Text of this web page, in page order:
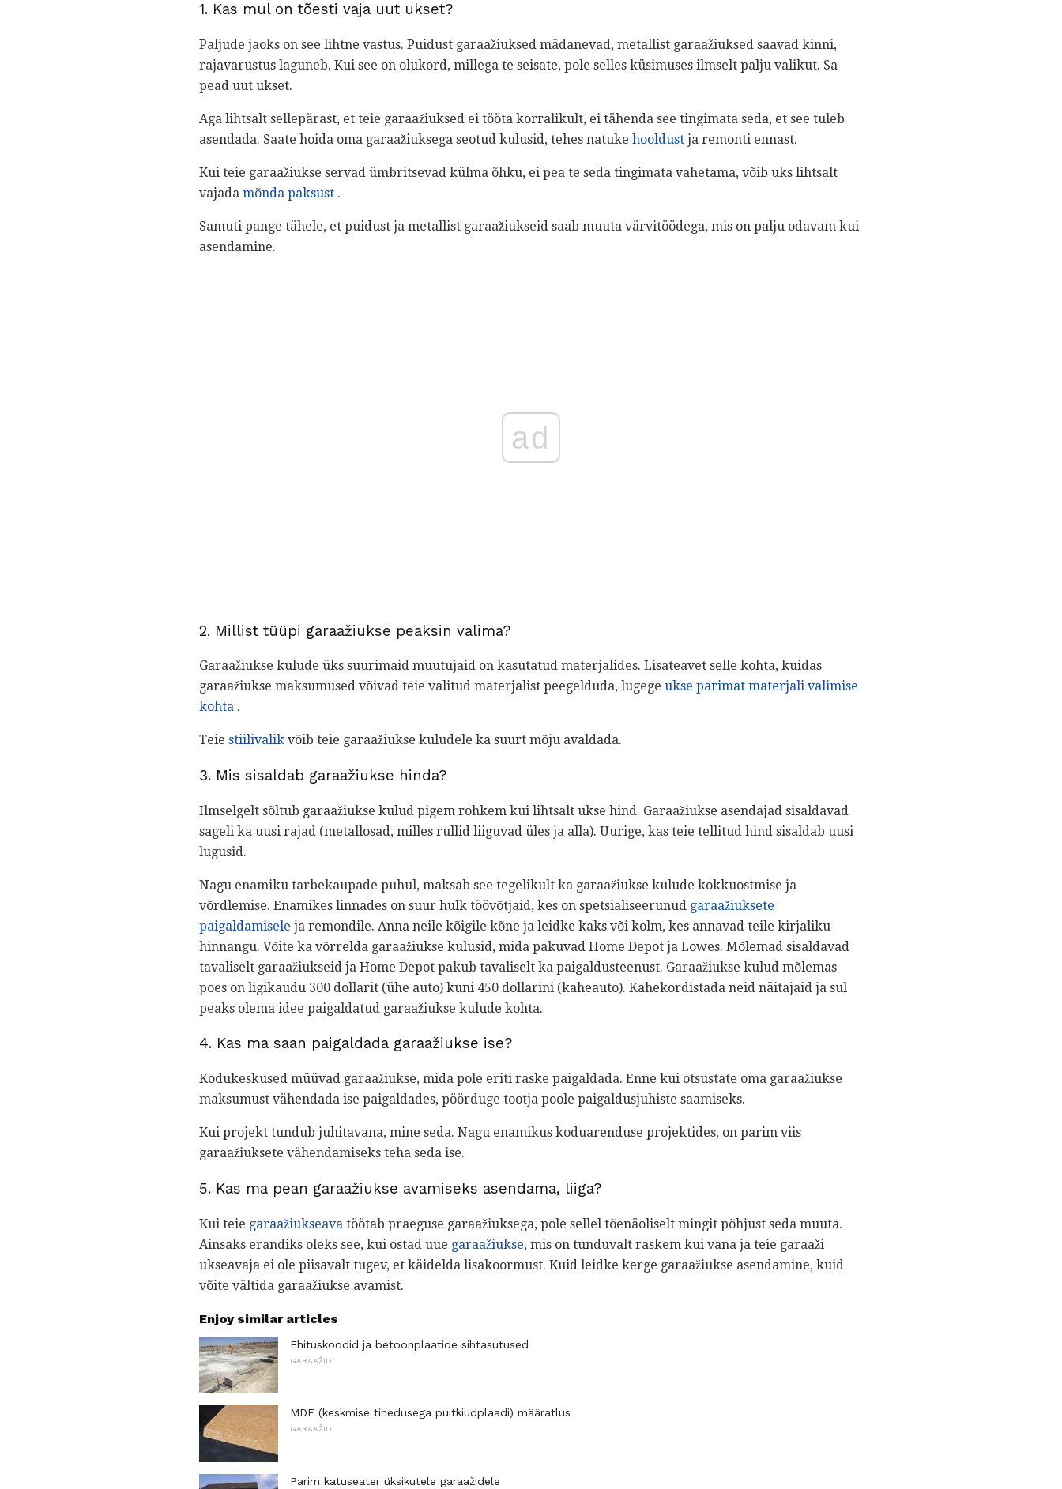
1. Kas mul on tõesti vaja uut ukset?
Paljude jaoks on see lihtne vastus. Puidust garaažiuksed mädanevad, metallist garaažiuksed saavad kinni,
rajavarustus laguneb. Kui see on olukord, millega te seisate, pole selles küsimuses ilmselt palju valikut. Sa
pead uut ukset.
Aga lihtsalt sellepärast, et teie garaažiuksed ei tööta korralikult, ei tähenda see tingimata seda, et see tuleb
asendada. Saate hoida oma garaažiuksega seotud kulusid, tehes natuke hooldust ja remonti ennast.
Kui teie garaažiukse servad ümbritsevad külma õhku, ei pea te seda tingimata vahetama, võib uks lihtsalt
vajada mõnda paksust .
Samuti pange tähele, et puidust ja metallist garaažiukseid saab muuta värvitöödega, mis on palju odavam kui
asendamine.
ad
2. Millist tüüpi garaažiukse peaksin valima?
Garaažiukse kulude üks suurimaid muutujaid on kasutatud materjalides. Lisateavet selle kohta, kuidas
garaažiukse maksumused võivad teie valitud materjalist peegelduda, lugege ukse parimat materjali valimise
kohta .
Teie stiilivalik võib teie garaažiukse kuludele ka suurt mõju avaldada.
3. Mis sisaldab garaažiukse hinda?
Ilmselgelt sõltub garaažiukse kulud pigem rohkem kui lihtsalt ukse hind. Garaažiukse asendajad sisaldavad
sageli ka uusi rajad (metallosad, milles rullid liiguvad üles ja alla). Uurige, kas teie tellitud hind sisaldab uusi
lugusid.
Nagu enamiku tarbekaupade puhul, maksab see tegelikult ka garaažiukse kulude kokkuostmise ja
võrdlemise. Enamikes linnades on suur hulk töövõtjaid, kes on spetsialiseerunud garaažiuksete
paigaldamisele ja remondile. Anna neile kõigile kõne ja leidke kaks või kolm, kes annavad teile kirjaliku
hinnangu. Võite ka võrrelda garaažiukse kulusid, mida pakuvad Home Depot ja Lowes. Mõlemad sisaldavad
tavaliselt garaažiukseid ja Home Depot pakub tavaliselt ka paigaldusteenust. Garaažiukse kulud mõlemas
poes on ligikaudu 300 dollarit (ühe auto) kuni 450 dollarini (kaheauto). Kahekordistada neid näitajaid ja sul
peaks olema idee paigaldatud garaažiukse kulude kohta.
4. Kas ma saan paigaldada garaažiukse ise?
Kodukeskused müüvad garaažiukse, mida pole eriti raske paigaldada. Enne kui otsustate oma garaažiukse
maksumust vähendada ise paigaldades, pöörduge tootja poole paigaldusjuhiste saamiseks.
Kui projekt tundub juhitavana, mine seda. Nagu enamikus koduarenduse projektides, on parim viis
garaažiuksete vähendamiseks teha seda ise.
5. Kas ma pean garaažiukse avamiseks asendama, liiga?
Kui teie garaažiukseava töötab praeguse garaažiuksega, pole sellel tõenäoliselt mingit põhjust seda muuta.
Ainsaks erandiks oleks see, kui ostad uue garaažiukse, mis on tunduvalt raskem kui vana ja teie garaaži
ukseavaja ei ole piisavalt tugev, et käidelda lisakoormust. Kuid leidke kerge garaažiukse asendamine, kuid
võite vältida garaažiukse avamist.
Enjoy similar articles
Ehituskoodid ja betoonplaatide sihtasutused
GARAAŽID
MDF (keskmise tihedusega puitkiudplaadi) määratlus
GARAAŽID
Parim katuseater üksikutele garaažidele